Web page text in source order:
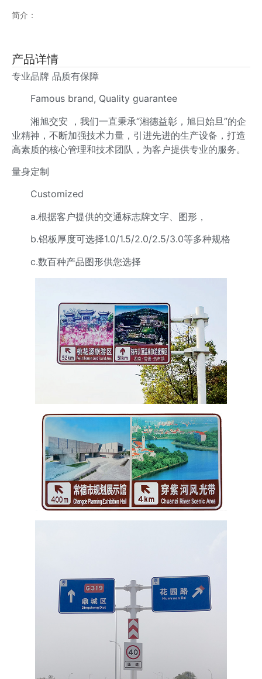
简介：
产品详情
专业品牌 品质有保障
Famous brand, Quality guarantee
湘旭交安 ，我们一直秉承“湘德益彰，旭日始旦”的企
业精神，不断加强技术力量，引进先进的生产设备，打造
高素质的核心管理和技术团队，为客户提供专业的服务。
量身定制
Customized
a.根据客户提供的交通标志牌文字、图形，
b.铝板厚度可选择1.0/1.5/2.0/2.5/3.0等多种规格
c.数百种产品图形供您选择